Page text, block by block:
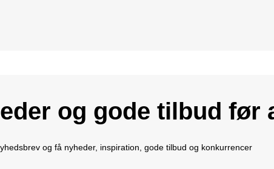
og gode tilbud før
og få nyheder, inspiration, gode tilbud og konkurrencer